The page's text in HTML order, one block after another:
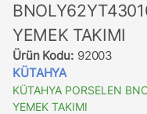
YEMEK TAKIMI
Ürün Kodu: 92003
KÜTAHYA
KÜTAHYA PORSELEN
YEMEK TAKIMI